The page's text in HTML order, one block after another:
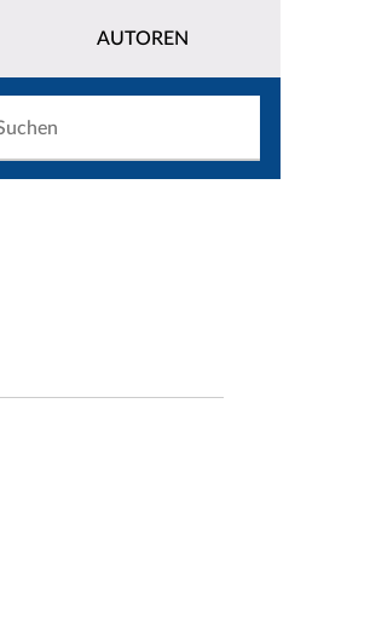
AUTOREN